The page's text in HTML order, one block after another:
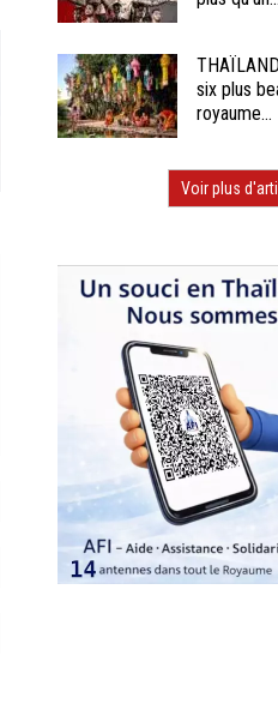
six plus
royaume...
Voir plus